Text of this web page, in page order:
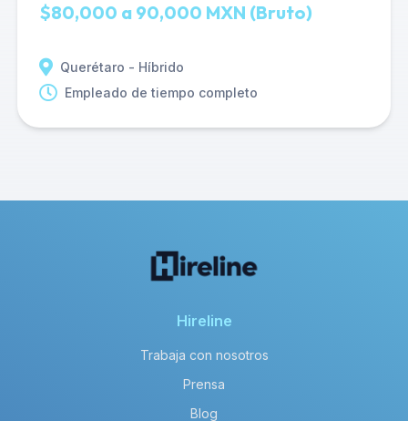
$80,000 a 90,000 MXN (Bruto)
Querétaro - Híbrido
Empleado de tiempo completo
Hireline
Trabaja con nosotros
Prensa
Blog